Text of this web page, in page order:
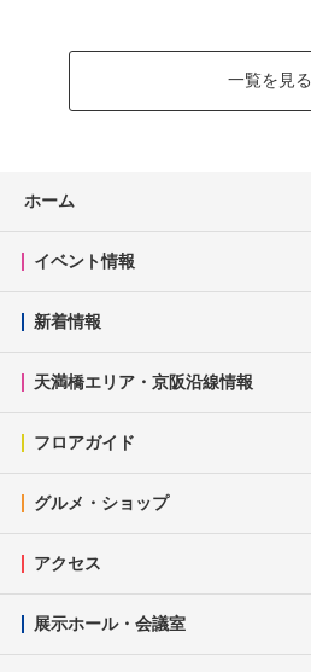
一覧を見る
ホーム
イベント情報
新着情報
天満橋エリア・京阪沿線情報
フロアガイド
グルメ・ショップ
アクセス
展示ホール・会議室